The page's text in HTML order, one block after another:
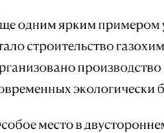
одним ярким примером
строительство
экологически
место в